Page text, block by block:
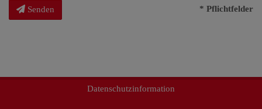
Senden * Pflichtfelder
Datenschutzinformation